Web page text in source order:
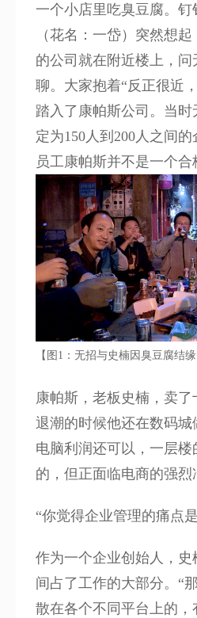
一个小店里吃臭豆腐。钉
（花名：一岱）突然想
的公司就在附近楼上，
聊。大家抱着“反正很近
踏入了康帕斯公司。当
定为150人到200人之间
员工康帕斯并不是一个合
【图1：无招与史楠因臭豆腐结缘
康帕斯，老板史楠，卖
退潮的时候他还在数码城
电脑利润还可以，一层
的，但正面临电商的强烈
“你觉得企业管理的痛点
作为一个企业创始人，
间占了工作的大部分。“
散在各个不同平台上的，